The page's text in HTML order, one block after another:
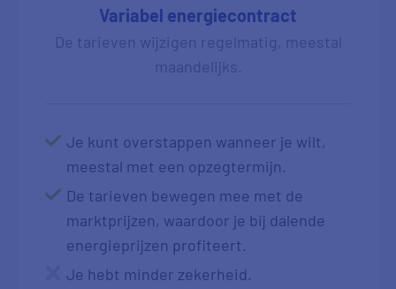
Variabel energiecontract
De tarieven wijzigen regelmatig, meestal
maandelijks.
Je kunt overstappen wanneer je wilt,
meestal met een opzegtermijn.
De tarieven bewegen mee met de
marktprijzen, waardoor je bij dalende
energieprijzen profiteert.
Je hebt minder zekerheid.